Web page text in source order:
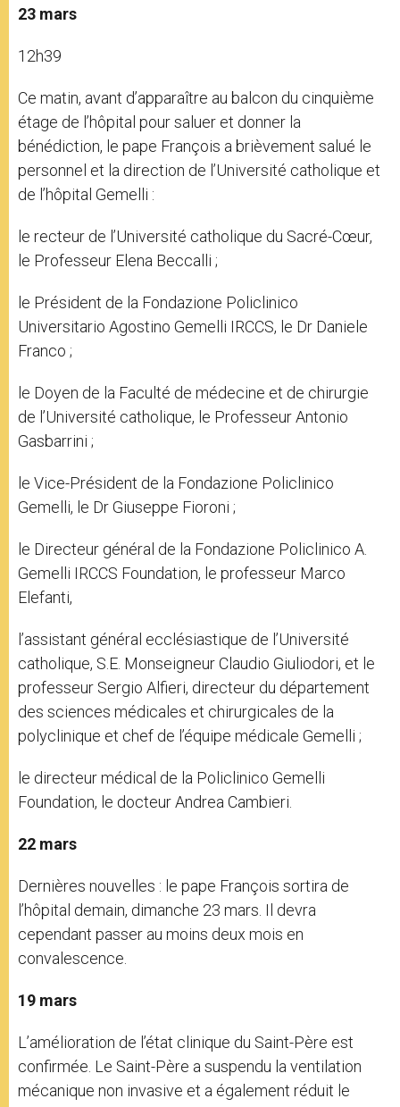
23 mars
12h39
Ce matin, avant d’apparaître au balcon du cinquième
étage de l’hôpital pour saluer et donner la
bénédiction, le pape François a brièvement salué le
personnel et la direction de l’Université catholique et
de l’hôpital Gemelli :
le recteur de l’Université catholique du Sacré-Cœur,
le Professeur Elena Beccalli ;
le Président de la Fondazione Policlinico
Universitario Agostino Gemelli IRCCS, le Dr Daniele
Franco ;
le Doyen de la Faculté de médecine et de chirurgie
de l’Université catholique, le Professeur Antonio
Gasbarrini ;
le Vice-Président de la Fondazione Policlinico
Gemelli, le Dr Giuseppe Fioroni ;
le Directeur général de la Fondazione Policlinico A.
Gemelli IRCCS Foundation, le professeur Marco
Elefanti,
l’assistant général ecclésiastique de l’Université
catholique, S.E. Monseigneur Claudio Giuliodori, et le
professeur Sergio Alfieri, directeur du département
des sciences médicales et chirurgicales de la
polyclinique et chef de l’équipe médicale Gemelli ;
le directeur médical de la Policlinico Gemelli
Foundation, le docteur Andrea Cambieri.
22 mars
Dernières nouvelles : le pape François sortira de
l’hôpital demain, dimanche 23 mars. Il devra
cependant passer au moins deux mois en
convalescence.
19 mars
L’amélioration de l’état clinique du Saint-Père est
confirmée. Le Saint-Père a suspendu la ventilation
mécanique non invasive et a également réduit le